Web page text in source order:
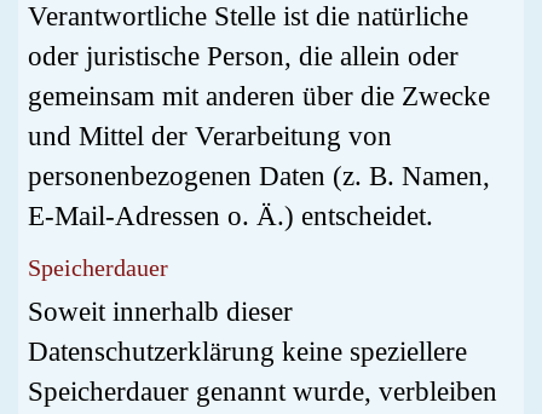
Verantwortliche Stelle ist die natürliche
oder juristische Person, die allein oder
gemeinsam mit anderen über die Zwecke
und Mittel der Verarbeitung von
personenbezogenen Daten (z. B. Namen,
E-Mail-Adressen o. Ä.) entscheidet.
Speicherdauer
Soweit innerhalb dieser
Datenschutzerklärung keine speziellere
Speicherdauer genannt wurde, verbleiben